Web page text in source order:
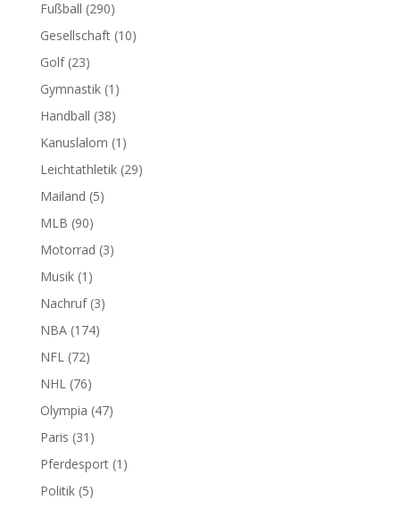
Fußball (290)
Gesellschaft(10)
Golf(23)
Gymnastik(1)
Handball (38)
Kanuslalom (1)
Leichtathletik(29)
Mailand (5)
MLB (90)
Motorrad (3)
Musik(1)
Nachruf(3)
NBA(174)
NFL(72)
NHL(76)
Olympia (47)
Paris (31)
Pferdesport(1)
Politik(5)